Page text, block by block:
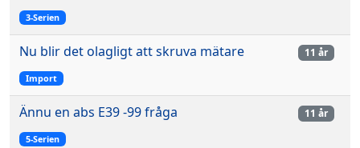
3-Serien
Nu blir det olagligt att skruva mätare
Import
11 år
Ännu en abs E39 -99 fråga
5-Serien
11 år